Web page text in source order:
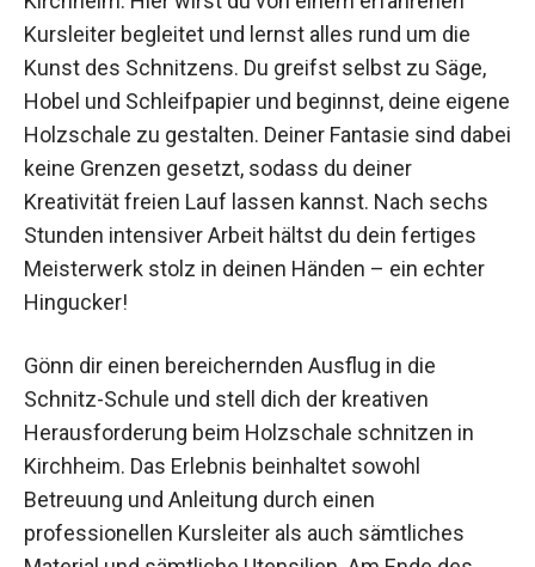
in Kirchheim. Hier wirst du von einem erfahrenen
Kursleiter begleitet und lernst alles rund um die
Kunst des Schnitzens. Du greifst selbst zu Säge,
Hobel und Schleifpapier und beginnst, deine
eigene Holzschale zu gestalten. Deiner Fantasie
sind dabei keine Grenzen gesetzt, sodass du
deiner Kreativität freien Lauf lassen kannst. Nach
sechs Stunden intensiver Arbeit hältst du dein
fertiges Meisterwerk stolz in deinen Händen –
ein echter Hingucker!
Gönn dir einen bereichernden Ausflug in die
Schnitz-Schule und stell dich der kreativen
Herausforderung beim Holzschale schnitzen in
Kirchheim. Das Erlebnis beinhaltet sowohl
Betreuung und Anleitung durch einen
professionellen Kursleiter als auch sämtliches